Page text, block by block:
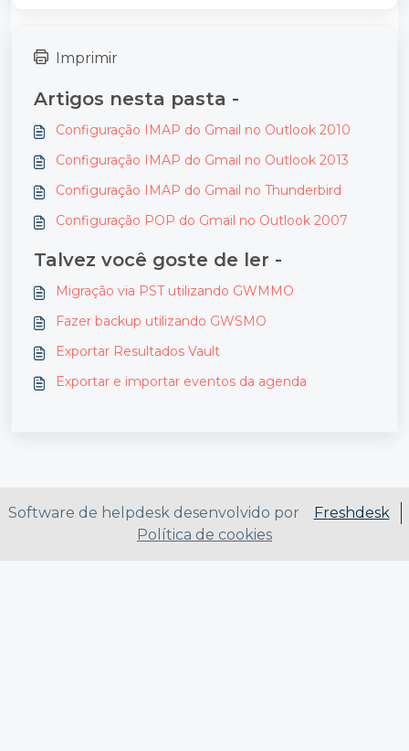
Imprimir
Artigos nesta pasta -
Configuração IMAP do Gmail no Outlook 2010
Configuração IMAP do Gmail no Outlook 2013
Configuração IMAP do Gmail no Thunderbird
Configuração POP do Gmail no Outlook 2007
Talvez você goste de ler -
Migração via PST utilizando GWMMO
Fazer backup utilizando GWSMO
Exportar Resultados Vault
Exportar e importar eventos da agenda
Software de helpdesk desenvolvido por
Freshdesk
Política de cookies